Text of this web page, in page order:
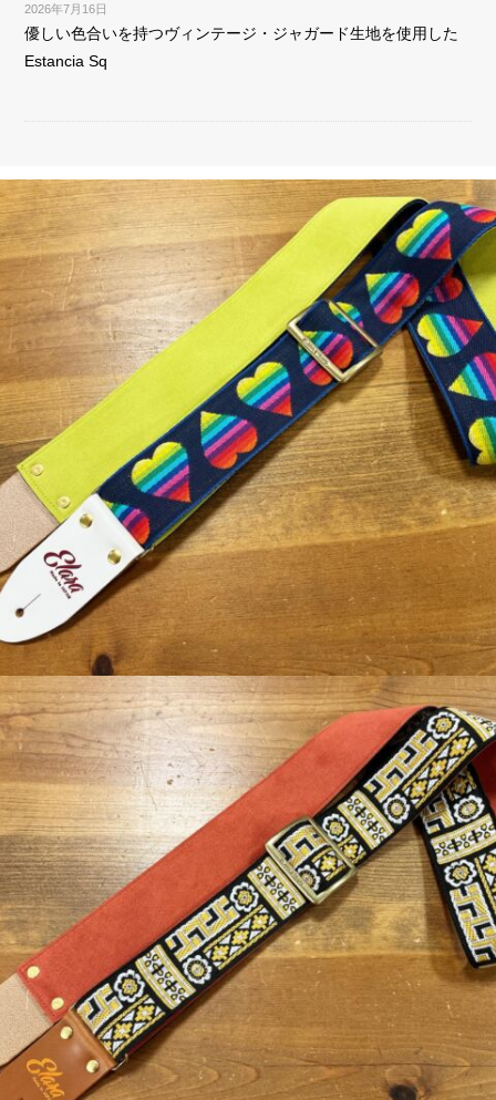
2026年7月16日
優しい色合いを持つヴィンテージ・ジャガード生地を使用した
Estancia Sq